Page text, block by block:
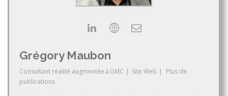
Grégory Maubon
Consultant réalité augmentée à GMC | Site Web |
Plus de
publications